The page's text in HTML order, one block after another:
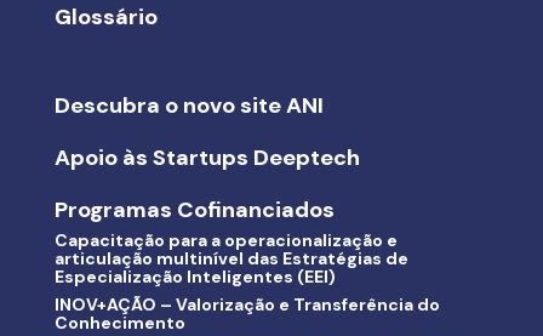
Glossário
Descubra o novo site ANI
Apoio às Startups Deeptech
Programas Cofinanciados
Capacitação para a operacionalização e
articulação multinível das Estratégias de
Especialização Inteligentes (EEI)
INOV+AÇÃO – Valorização e Transferência do
Conhecimento